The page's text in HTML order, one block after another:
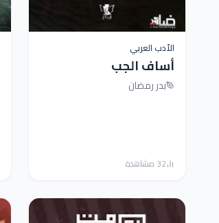
الأدب العربي
أساف الجب
بدر رمضان
32 مشاهدة